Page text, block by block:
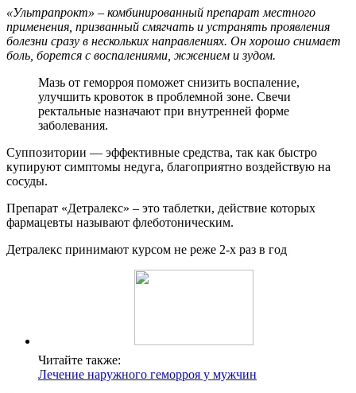
«Ультрапрокт» – комбинированный препарат местного
применения, призванный смягчать и устранять проявления
болезни сразу в нескольких направлениях. Он хорошо снимает
боль, борется с воспалениями, жжением и зудом.
Мазь от геморроя поможет снизить воспаление,
улучшить кровоток в проблемной зоне. Свечи
ректальные назначают при внутренней форме
заболевания.
Суппозитории — эффективные средства, так как быстро
купируют симптомы недуга, благоприятно воздействую на
сосуды.
Препарат «Детралекс» – это таблетки, действие которых
фармацевты называют флеботоническим.
Детралекс принимают курсом не реже 2-х раз в год
Читайте также:
Лечение наружного геморроя у мужчин